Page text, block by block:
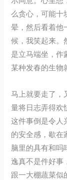
么贪心，可能十
晕，然后看着他
候，我笑起来。
是立马端坐，作
某种发春的生物
马上就要走了，
量将日志弄得欢
这件事倒是令人
的安全感，歇在
脑里的具有和吗
逸真不是件好事
跟一大棚蔬菜似